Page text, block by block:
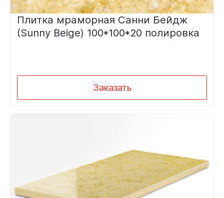
Плитка мраморная Санни Бейдж
(Sunny Beige) 100*100*20 полировка
Заказать